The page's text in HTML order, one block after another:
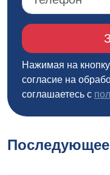
Нажимая на
согласие на
соглашаетесь c